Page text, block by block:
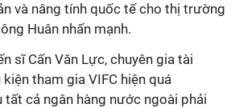
và nâng tính quốc tế cho thị trường
Huân nhấn mạnh.
sĩ Cấn Văn Lực, chuyên gia tài
tham gia VIFC hiện quá
tất cả ngân hàng nước ngoài phải